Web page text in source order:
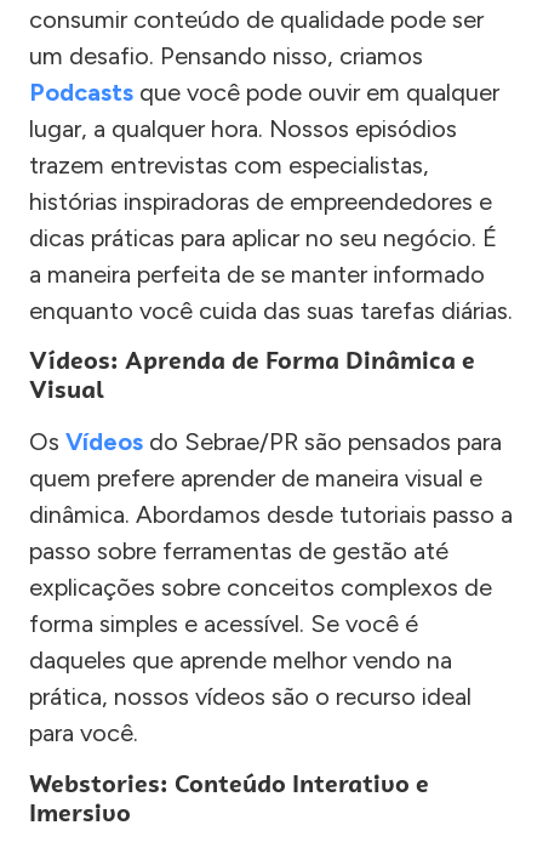
consumir conteúdo de qualidade pode ser
um desafio. Pensando nisso, criamos
Podcasts que você pode ouvir em qualquer
lugar, a qualquer hora. Nossos episódios
trazem entrevistas com especialistas,
histórias inspiradoras de empreendedores e
dicas práticas para aplicar no seu negócio. É
a maneira perfeita de se manter informado
enquanto você cuida das suas tarefas diárias.
Vídeos: Aprenda de Forma Dinâmica e
Visual
Os Vídeos do Sebrae/PR são pensados para
quem prefere aprender de maneira visual e
dinâmica. Abordamos desde tutoriais passo a
passo sobre ferramentas de gestão até
explicações sobre conceitos complexos de
forma simples e acessível. Se você é
daqueles que aprende melhor vendo na
prática, nossos vídeos são o recurso ideal
para você.
Webstories: Conteúdo Interativo e
Imersivo